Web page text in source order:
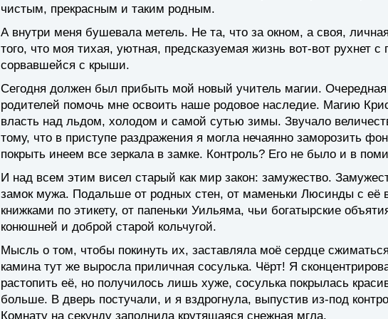
чистым, прекрасным и таким родным.
А внутри меня бушевала метель. Не та, что за окном, а своя,
того, что моя тихая, уютная, предсказуемая жизнь вот-вот рухнет
сорвавшейся с крыши.
Сегодня должен был прибыть мой новый учитель магии.
родителей помочь мне освоить наше родовое наследие. Магию
власть над льдом, холодом и самой сутью зимы. Звучало
тому, что в приступе раздражения я могла нечаянно заморозить
покрыть инеем все зеркала в замке. Контроль? Его не было и в
И над всем этим висел старый как мир закон: замужество.
замок мужа. Подальше от родных стен, от маменьки Люсинды с
книжками по этикету, от папеньки Уильяма, чьи богатырские
конюшней и доброй старой кольчугой.
Мысль о том, чтобы покинуть их, заставляла моё сердце
камина тут же выросла приличная сосулька. Чёрт! Я
растопить её, но получилось лишь хуже, сосулька покрылась
больше. В дверь постучали, и я вздрогнула, выпустив из-под
Комнату на секунду заполнила крутящаяся снежная мгла.